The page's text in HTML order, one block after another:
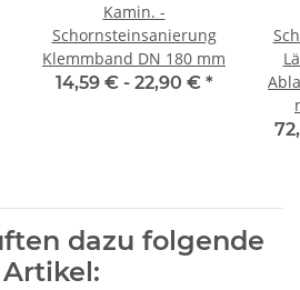
Kamin. -
Schornsteinsanierung
Klemmband DN 180 mm
14,59 € - 22,90 € *
dazu folgende
Artikel: